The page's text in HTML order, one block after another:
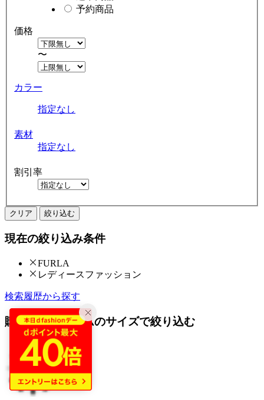
予約商品
価格
〜
カラー
指定なし
素材
指定なし
割引率
クリア 絞り込む
現在の絞り込み条件
FURLA
レディースファッション
検索履歴から探す
購入済みアイテムのサイズで絞り込む